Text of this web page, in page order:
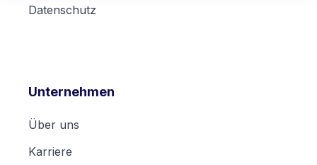
Datenschutz
Unternehmen
Über uns
Karriere